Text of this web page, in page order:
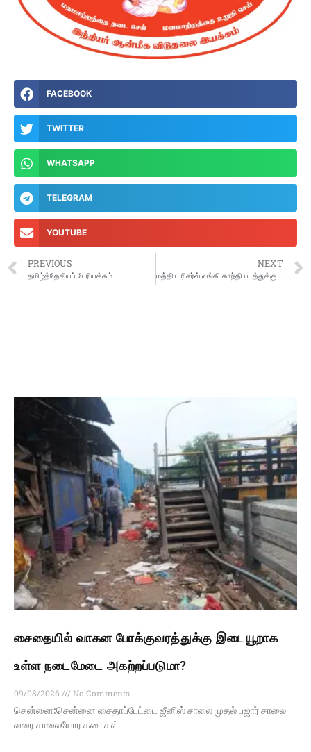
FACEBOOK
TWITTER
WHATSAPP
TELEGRAM
YOUTUBE
PREVIOUS
தமிழ்த்தேசியப் பேரியக்கம்
NEXT
மத்திய ரிசர்வ் வங்கி காந்தி படத்துக்கு பதிலாக புதிய வடிவமைப்பு அல்லது பிளாஸ்டிக் பணம் தொடர்பாக யோசிக்கிறதாம்
சைதையில் வாகன போக்குவரத்துக்கு இடையூறாக
உள்ள நடைமேடை அகற்றப்படுமா?
09/08/2026
No Comments
சென்னை:சென்னை சைதாப்பேட்டை ஜீனிஸ் சாலை முதல் பஜார் சாலை
வரை சாலையோர கடைகள்